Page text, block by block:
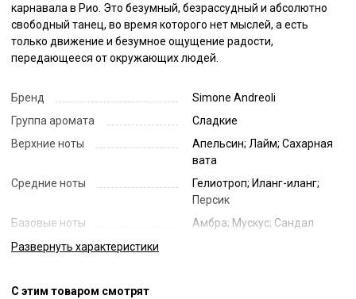
карнавала в Рио. Это безумный, безрассудный и абсолютно
свободный танец, во время которого нет мыслей, а есть
только движение и безумное ощущение радости,
передающееся от окружающих людей.
Бренд
Simone Andreoli
Группа аромата
Сладкие
Верхние ноты
Апельсин; Лайм; Сахарная
вата
Средние ноты
Гелиотроп; Иланг-иланг;
Персик
Базовые ноты
Амбра; Мускус; Сандал
Год создания аромата
Страна
Развернуть характеристики
С этим товаром смотрят